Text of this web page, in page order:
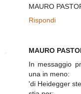
MAURO
Rispondi
MAURO
In messaggio
una in meno:
'di Heidegger